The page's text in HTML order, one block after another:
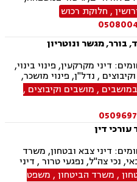
ממון, אפוטרופסות,
כוח מתמשך, דיני עבודה,
דיני מקרקעין, תמ"א 38, מגרשים לבניה , הפקעת
תכנון ובניה, עסקאות מכר דירה,
נדל"ן, נדל"ן, נזיקין, לשון הרע,
עבודה, דיני חברות, ליווי
קניין רוחני, רשלנות
- רפואת שיניים, משרד
משפט צבאי
, חלוקת רכוש
בורר, מגשר ונוטריון
דיני מקרקעין, פינוי בינוי,
וקיבוצים , נדל"ן, פינוי מושכר,
רכישה, עסקאות מכר דירה,
מסחרי, ייפוי כוח מתמשך,
, מושבים וקיבוצים ,
דין
דיני צבא ובטחון, משרד
נכי צה"ל, נפגעי טרור , דיני
דיני מקרקעין, עסקאות מכר
, משרד הביטחון, משפט